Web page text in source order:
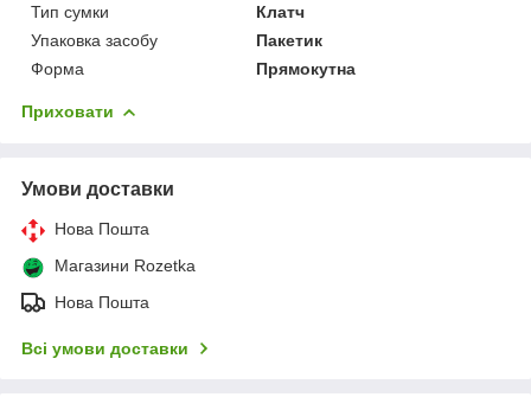
Тип сумки
Клатч
Упаковка засобу
Пакетик
Форма
Прямокутна
Приховати
Умови доставки
Нова Пошта
Магазини Rozetka
Нова Пошта
Всі умови доставки